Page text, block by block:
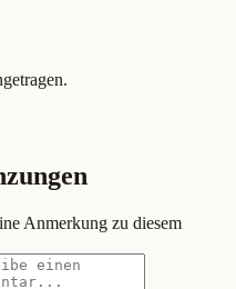
Anmerkung zu diesem